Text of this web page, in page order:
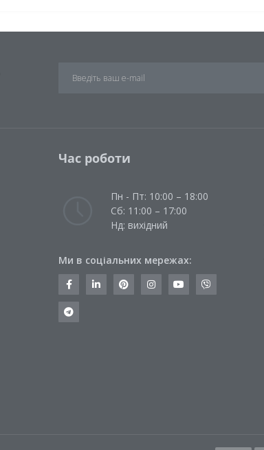
Час роботи
Пн - Пт: 10:00 – 18:00
Сб: 11:00 – 17:00
Нд: вихідний
Ми в соціальних мережах: